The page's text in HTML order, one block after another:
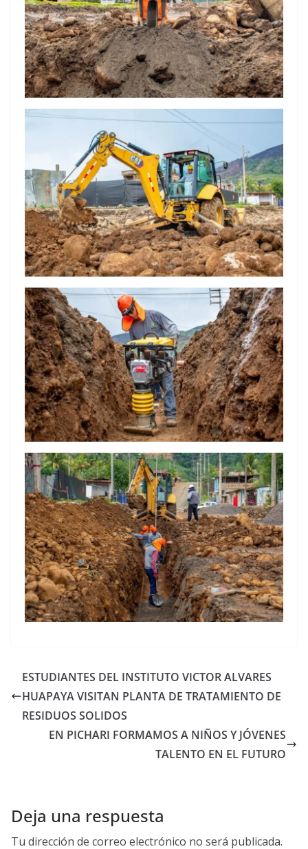
ESTUDIANTES DEL INSTITUTO VICTOR ALVARES
HUAPAYA VISITAN PLANTA DE TRATAMIENTO DE
RESIDUOS SOLIDOS
EN PICHARI FORMAMOS A NIÑOS Y JÓVENES
TALENTO EN EL FUTURO
Deja una respuesta
Tu dirección de correo electrónico no será publicada.